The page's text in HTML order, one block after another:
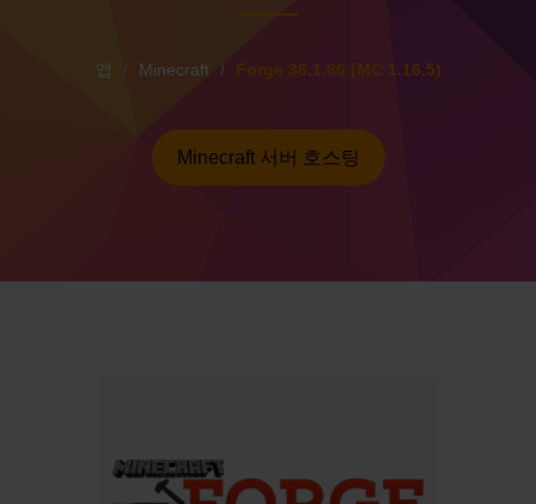
앱 Minecraft Forge 36.1.66 (MC 1.16.5)
Minecraft 서버 호스팅